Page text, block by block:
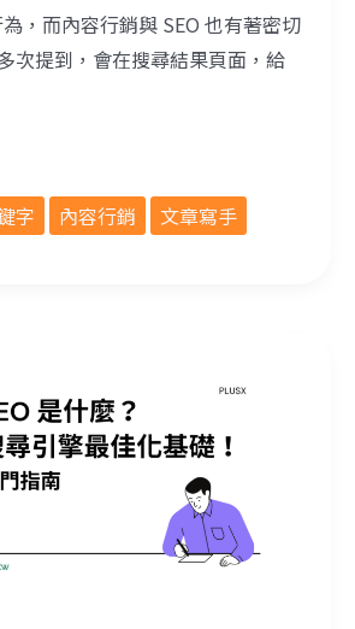
，而內容行銷與 SEO 也有著密切
次提到，會在搜尋結果頁面，給
字 內容行銷 文章寫手